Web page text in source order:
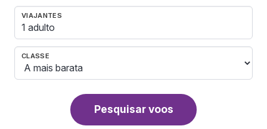
VIAJANTES
1 adulto
CLASSE
Pesquisar voos